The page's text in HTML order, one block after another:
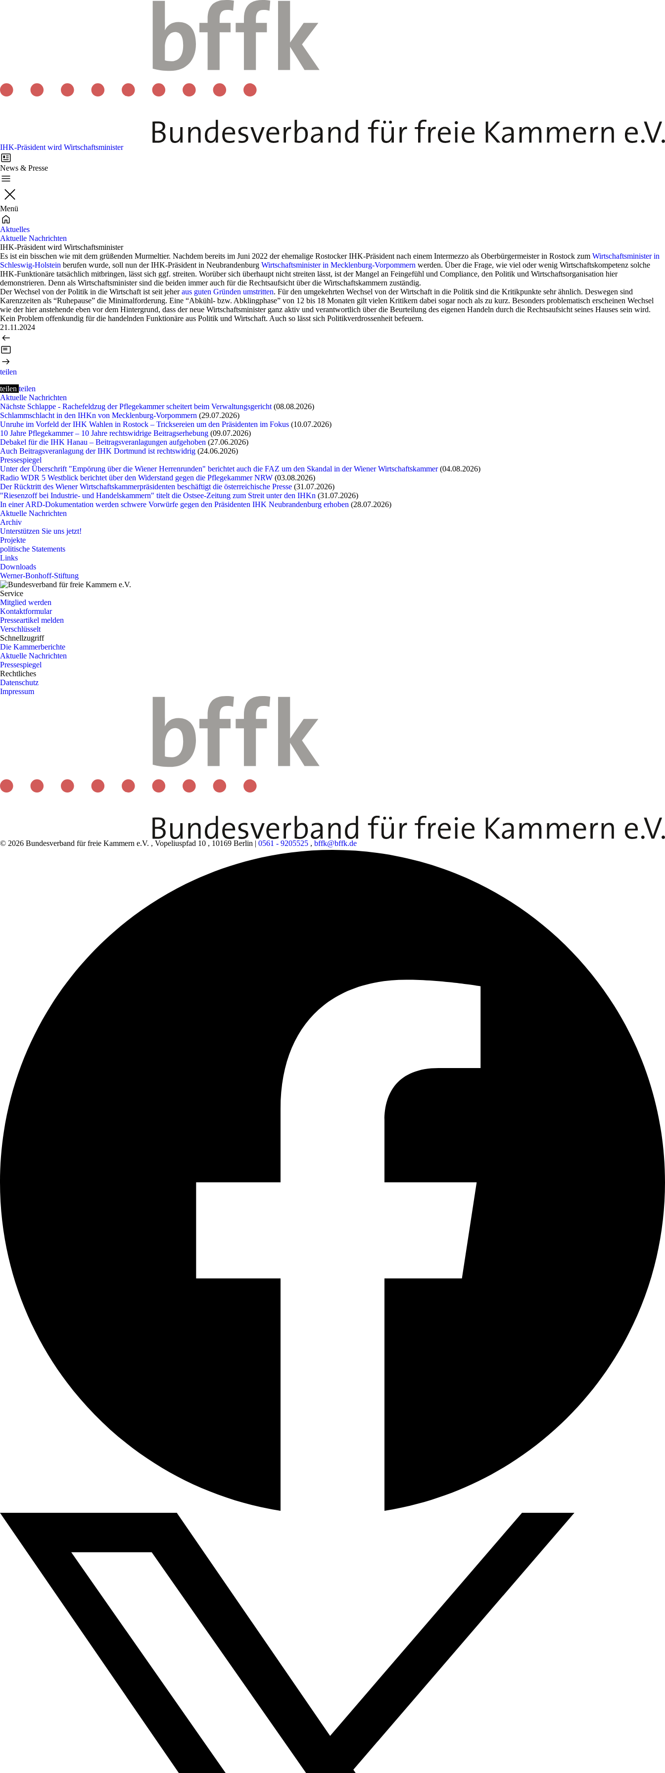
IHK-Präsident wird Wirtschaftsminister
News & Presse
Menü
Aktuelles
Aktuelle Nachrichten
IHK-Präsident wird Wirtschaftsminister
Es ist ein bisschen wie mit dem grüßenden Murmeltier. Nachdem bereits im Juni 2022 der ehemalige Rostocker IHK-Präsident nach einem Intermezzo als Oberbürgermeister in Rostock zum Wirtschaftsminister in
Schleswig-Holstein berufen wurde, soll nun der IHK-Präsident in Neubrandenburg Wirtschaftsminister in Mecklenburg-Vorpommern werden. Über die Frage, wie viel oder wenig Wirtschaftskompetenz solche
IHK-Funktionäre tatsächlich mitbringen, lässt sich ggf. streiten. Worüber sich überhaupt nicht streiten lässt, ist der Mangel an Feingefühl und Compliance, den Politik und Wirtschaftsorganisation hier
demonstrieren. Denn als Wirtschaftsminister sind die beiden immer auch für die Rechtsaufsicht über die Wirtschaftskammern zuständig.
Der Wechsel von der Politik in die Wirtschaft ist seit jeheraus guten Gründen umstritten. Für den umgekehrten Wechsel von der Wirtschaft in die Politik sind die Kritikpunkte sehr ähnlich. Deswegen sind
Karenzzeiten als “Ruhepause” die Minimalforderung. Eine “Abkühl- bzw. Abklingphase” von 12 bis 18 Monaten gilt vielen Kritikern dabei sogar noch als zu kurz. Besonders problematisch erscheinen Wechsel
wie der hier anstehende eben vor dem Hintergrund, dass der neue Wirtschaftsminister ganz aktiv und verantwortlich über die Beurteilung des eigenen Handeln durch die Rechtsaufsicht seines Hauses sein wird.
Kein Problem offenkundig für die handelnden Funktionäre aus Politik und Wirtschaft. Auch so lässt sich Politikverdrossenheit befeuern.
21.11.2024
teilen
teilen teilen
Aktuelle Nachrichten
Nächste Schlappe - Rachefeldzug der Pflegekammer scheitert beim Verwaltungsgericht (08.08.2026)
Schlammschlacht in den IHKn von Mecklenburg-Vorpommern (29.07.2026)
Unruhe im Vorfeld der IHK Wahlen in Rostock – Tricksereien um den Präsidenten im Fokus (10.07.2026)
10 Jahre Pflegekammer – 10 Jahre rechtswidrige Beitragserhebung (09.07.2026)
Debakel für die IHK Hanau – Beitragsveranlagungen aufgehoben (27.06.2026)
Auch Beitragsveranlagung der IHK Dortmund ist rechtswidrig (24.06.2026)
Pressespiegel
Unter der Überschrift "Empörung über die Wiener Herrenrunden" berichtet auch die FAZ um den Skandal in der Wiener Wirtschaftskammer(04.08.2026)
Radio WDR 5 Westblick berichtet über den Widerstand gegen die Pflegekammer NRW (03.08.2026)
Der Rücktritt des Wiener Wirtschaftskammerpräsidenten beschäftigt die österreichische Presse (31.07.2026)
"Riesenzoff bei Industrie- und Handelskammern" titelt die Ostsee-Zeitung zum Streit unter den IHKn (31.07.2026)
In einer ARD-Dokumentation werden schwere Vorwürfe gegen den Präsidenten IHK Neubrandenburg erhoben (28.07.2026)
Aktuelle Nachrichten
Archiv
Unterstützen Sie uns jetzt!
Projekte
politische Statements
Links
Downloads
Werner-Bonhoff-Stiftung
Service
Mitglied werden
Kontaktformular
Presseartikel melden
Verschlüsselt
Schnellzugriff
Die Kammerberichte
Aktuelle Nachrichten
Pressespiegel
Rechtliches
Datenschutz
Impressum
© 2026 Bundesverband für freie Kammern e.V. , Vopeliuspfad 10 , 10169 Berlin | 0561 - 9205525 , bffk@bffk.de